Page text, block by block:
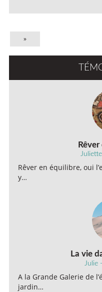
»
Rêver en équilibre, oui
y…
La vie
Julie
A la Grande Galerie de
jardin…